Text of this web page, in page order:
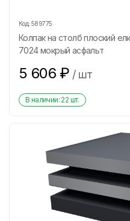
Код: 589775
Колпак на столб плоский
7024 мокрый асфальт
5 606 ₽ / шт
В наличии: 22 шт.